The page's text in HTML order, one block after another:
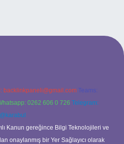
backlinkpaneli@gmail.com Teams:
0262 606 0 726 Telegram:
@karabul
Kanun gereğince Bilgi Teknolojileri ve
onaylanmış bir Yer Sağlayıcı olarak